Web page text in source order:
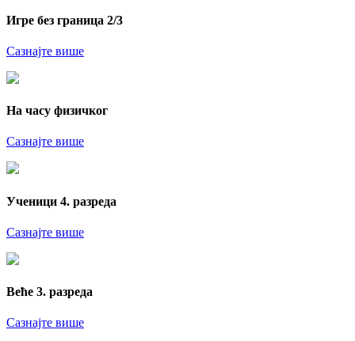
Игре без граница 2/3
Сазнајте више
На часу физичког
Сазнајте више
Ученици 4. разреда
Сазнајте више
Веће 3. разреда
Сазнајте више